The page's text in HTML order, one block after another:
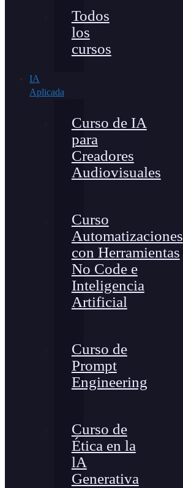
Todos
los
cursos
IA
Aplicada
Curso de IA
para
Creadores
Audiovisuales
Curso
Automatizaciones
con Herramientas
No Code e
Inteligencia
Artificial
Curso de
Prompt
Engineering
Curso de
Ética en la
lA
Generativa